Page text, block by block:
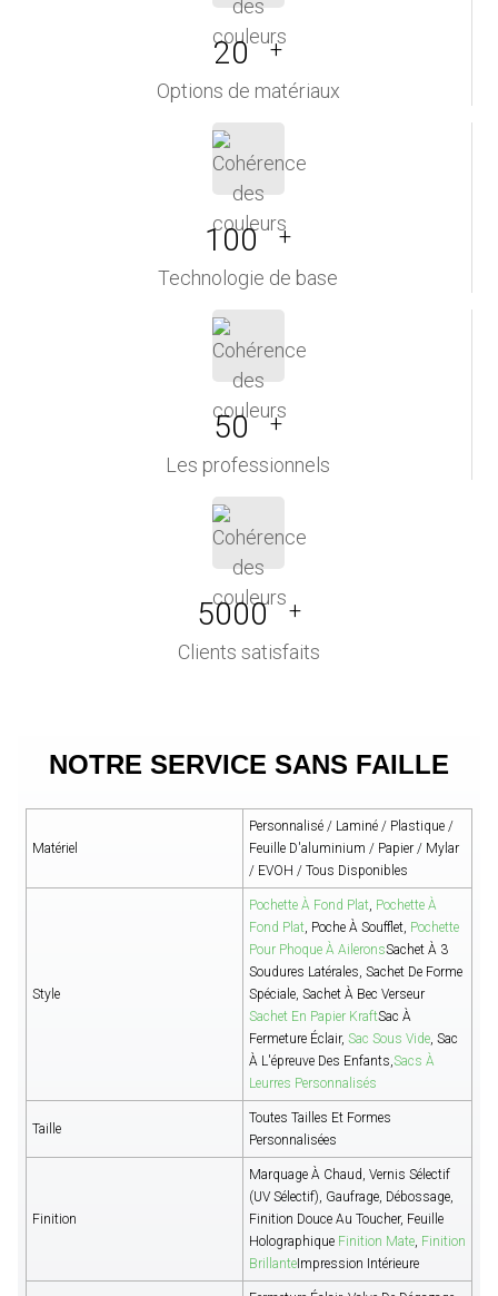
20 +
Options de matériaux
100 +
Technologie de base
50 +
Les professionnels
5000 +
Clients satisfaits
NOTRE SERVICE SANS FAILLE
Matériel
Personnalisé / Laminé / Plastique /
Feuille D'aluminium / Papier / Mylar
/ EVOH / Tous Disponibles
Style
Pochette À Fond Plat Pochette À
Fond Plat , Poche À Soufflet, Pochette
Pour Phoque À AileronsSachet À 3
Soudures Latérales, Sachet De Forme
Spéciale, Sachet À Bec Verseur
Sachet En Papier KraftSac À
Fermeture Éclair, Sac Sous Vide, Sac
À L'épreuve Des Enfants, Sacs À
Leurres Personnalisés
Taille
Toutes Tailles Et Formes
Personnalisées
Finition
Marquage À Chaud, Vernis Sélectif
(UV Sélectif), Gaufrage, Débossage,
Finition Douce Au Toucher, Feuille
Holographique Finition Mate, Finition
BrillanteImpression Intérieure